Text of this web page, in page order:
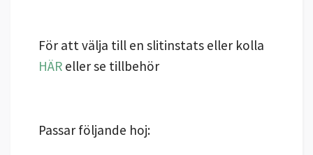
För att välja till en slitinstats eller kolla
HÄR eller se tillbehör
Passar följande hoj: